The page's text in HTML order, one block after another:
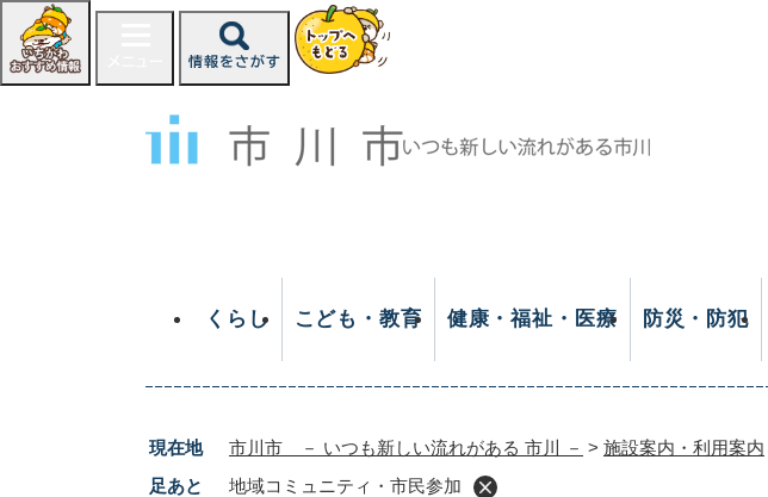
ジ
くらし こども・教育 健康・福祉・医療 防災・防犯
現在地 市川市 － いつも新しい流れがある 市川 － > 施設案内・利用案内
足あと
地域コミュニティ・市民参加